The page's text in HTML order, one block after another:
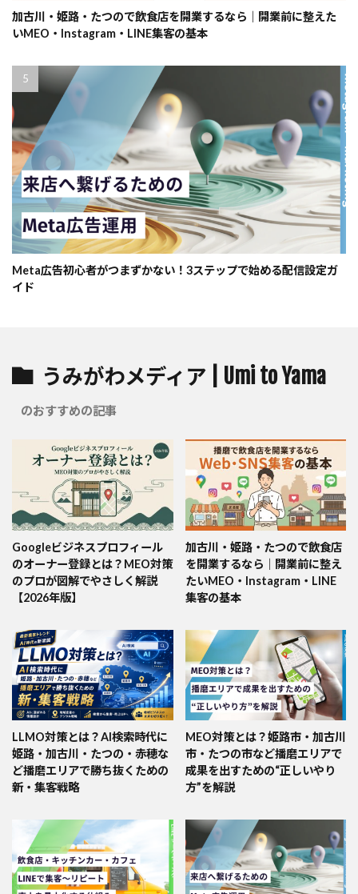
加古川・姫路・たつので飲食店を開業するなら｜開業前に整えた
いMEO・Instagram・LINE集客の基本
Meta広告初心者がつまずかない！3ステップで始める配信設定ガ
イド
うみがわメディア | Umi to Yama
のおすすめの記事
Googleビジネスプロフィール
のオーナー登録とは？MEO対策
のプロが図解でやさしく解説
【2026年版】
加古川・姫路・たつので飲食店
を開業するなら｜開業前に整え
たいMEO・Instagram・LINE
集客の基本
LLMO対策とは？AI検索時代に
姫路・加古川・たつの・赤穂な
ど播磨エリアで勝ち抜くための
新・集客戦略
MEO対策とは？姫路市・加古川
市・たつの市など播磨エリアで
成果を出すための“正しいやり
方”を解説